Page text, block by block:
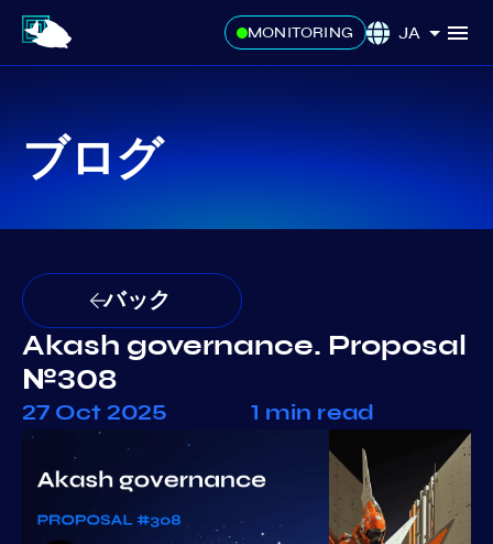
MONITORING JA
ブログ
バック
Akash governance. Proposal
№308
27 Oct 2025 1 min read